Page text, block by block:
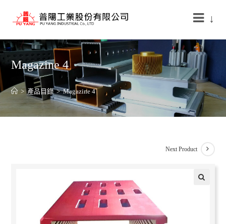
↓
Magazine 4
> 產品目錄 > Magazine 4
Next Product